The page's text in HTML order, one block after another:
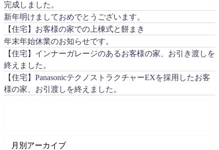
完成しました。
新年明けましておめでとうございます。
【住宅】お客様の家での上棟式と餅まき
年末年始休業のお知らせです。
【住宅】インナーガレージのあるお客様の家、お引き渡しを
終えました。
【住宅】PanasonicテクノストラクチャーEXを採用したお客
様の家、お引渡しを終えました。
月別アーカイブ